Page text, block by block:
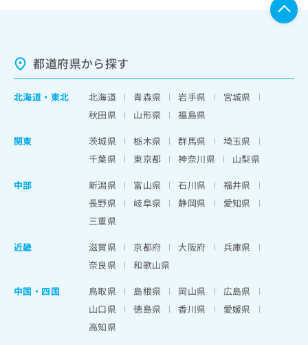
都道府県から探す
北海道 ・ 東北 北海道 青森県 岩手県
宮城県
秋田県
山形県
福島県
関東
茨城県 栃木県 群馬県
埼玉県
千葉県
東京都 神奈川県
山梨県
中部
新潟県 富山県 石川県
福井県
長野県
岐阜県 静岡県
愛知県
三重県
近畿
滋賀県 京都府 大阪府
兵庫県
奈良県
和歌山県
中国・四国
鳥取県 島根県 岡山県
広島県
山口県
徳島県 香川県
愛媛県
高知県